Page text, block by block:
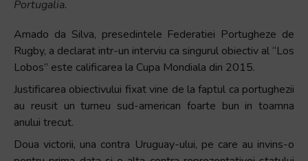
Portugalia.
Amado da Silva, presedintele Federatiei Portugheze de
Rugby, a declarat intr-un interviu ca singurul obiectiv al “Los
Lobos” este calificarea la Cupa Mondiala din 2015.
Justificarea obiectivului fixat vine de la faptul ca portughezii
au reusit un turneu sud-american foarte bun in toamna
anului trecut.
Doua victorii, una contra Uruguay-ului, pe care au invins-o